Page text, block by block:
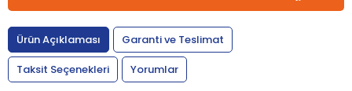
Ürün Açıklaması
Garanti ve Teslimat
Taksit Seçenekleri
Yorumlar